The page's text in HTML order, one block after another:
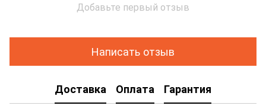
Добавьте первый отзыв
Написать отзыв
Доставка Оплата Гарантия